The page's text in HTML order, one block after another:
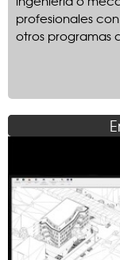
profesionales
otros programas